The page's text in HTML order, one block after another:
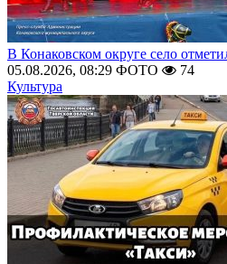
В Конаковском округе село
05.08.2026, 08:29 ФОТО
74
Культура